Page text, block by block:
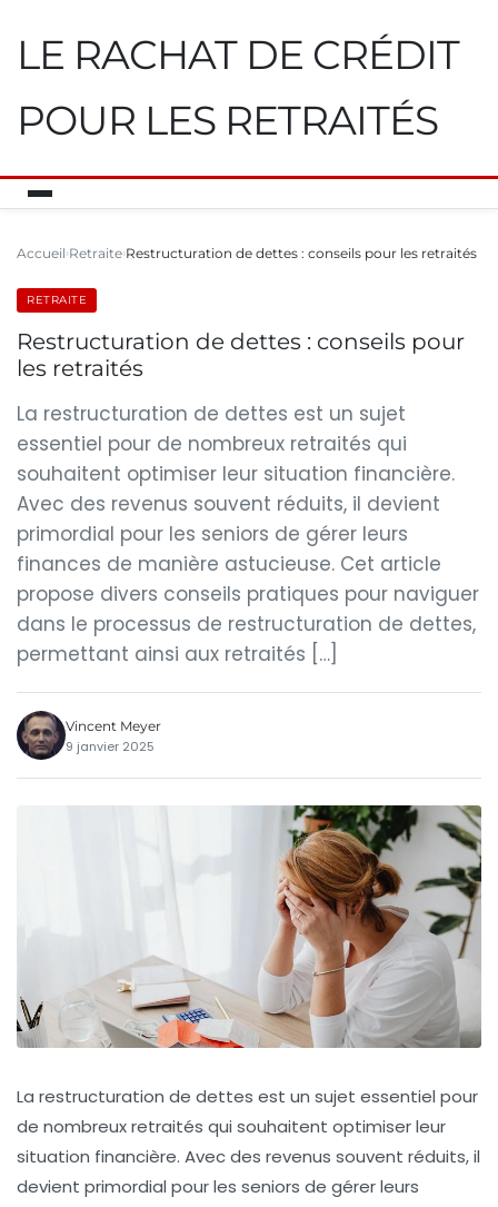
LE RACHAT DE CRÉDIT
POUR LES RETRAITÉS
Accueil Retraite Restructuration de dettes : conseils pour les retraités
RETRAITE
Restructuration de dettes : conseils pour
les retraités
La restructuration de dettes est un sujet
essentiel pour de nombreux retraités qui
souhaitent optimiser leur situation financière.
Avec des revenus souvent réduits, il devient
primordial pour les seniors de gérer leurs
finances de manière astucieuse. Cet article
propose divers conseils pratiques pour naviguer
dans le processus de restructuration de dettes,
permettant ainsi aux retraités […]
Vincent Meyer
9 janvier 2025
La restructuration de dettes est un sujet essentiel pour
de nombreux retraités qui souhaitent optimiser leur
situation financière. Avec des revenus souvent réduits, il
devient primordial pour les seniors de gérer leurs